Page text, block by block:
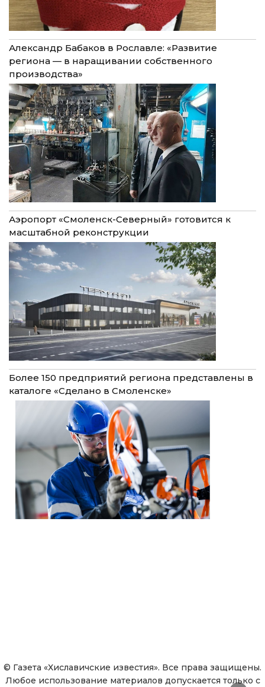
Александр Бабаков в Рославле: «Развитие
региона — в наращивании собственного
производства»
Аэропорт «Смоленск-Северный» готовится к
масштабной реконструкции
Более 150 предприятий региона представлены в
каталоге «Сделано в Смоленске»
© Газета «Хиславичские известия». Все права защищены.
Любое использование материалов допускается только с